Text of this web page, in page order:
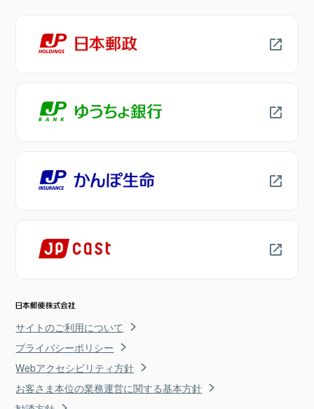
サイトのご利用について
プライバシーポリシー
Webアクセシビリティ方針
お客さま本位の業務運営に関する基本方針